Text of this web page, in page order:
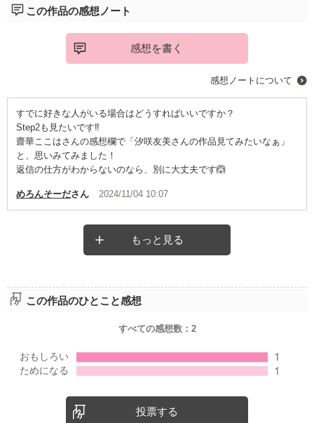
この作品の感想ノート
感想を書く
感想ノートについて
すでに好きな人がいる場合はどうすればいいですか？
Step2も見たいです‼️
齋華ここはさんの感想欄で「汐咲友美さんの作品見てみたいなぁ」
と、思いみてみました！
返信の仕方がわからないのなら、別に大丈夫です🙆
めろんそーださん 2024/11/04 10:07
もっと見る
この作品のひとこと感想
すべての感想数： 2
投票する